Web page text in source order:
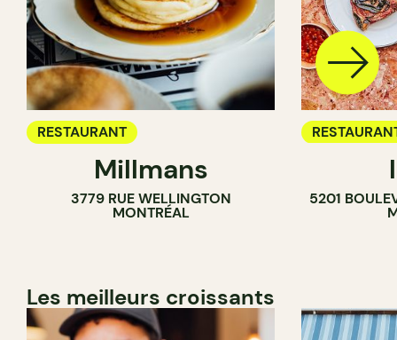
RESTAURANT
Millmans
3779 RUE WELLINGTON
MONTRÉAL
BAR À VIN
5201
Les meilleurs croissants